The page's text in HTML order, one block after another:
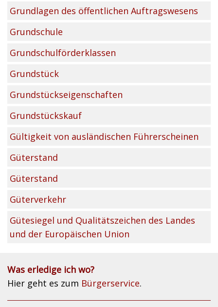
Grundlagen des öffentlichen Auftragswesens
Grundschule
Grundschulförderklassen
Grundstück
Grundstückseigenschaften
Grundstückskauf
Gültigkeit von ausländischen Führerscheinen
Güterstand
Güterstand
Güterverkehr
Gütesiegel und Qualitätszeichen des Landes
und der Europäischen Union
Was erledige ich wo?
Hier geht es zum Bürgerservice.